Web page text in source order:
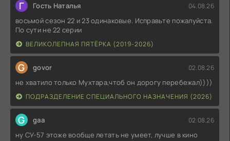
Г Гость Наталья 04.08.26
восьмой сезон 22 и 23 одинаковые. Исправьте пожалуйста.
По сути не 22 серии
ВЕЛИКОЛЕПНАЯ ПЯТЁРКА (2019-2026)
G govor 02.08.26
не хватило только Мухтара,чтоб он дорогу перебежал))))
ПОДРАЗДЕЛЕНИЕ СПЕЦИАЛЬНОГО НАЗНАЧЕНИЯ (2026)
G gaa 02.08.26
ну СУ-57 этоже вообще летать не умеет, лучше в кино